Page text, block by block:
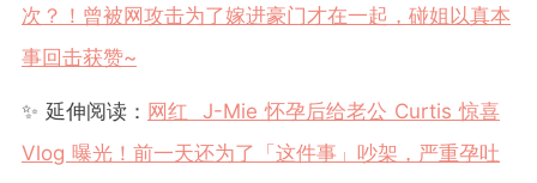
次？！曾被网攻击为了嫁进豪门才在一起，碰姐以真本
事回击获赞~
✨ 延伸阅读： 网红 J-Mie 怀孕后给老公 Curtis 惊喜
Vlog 曝光！前一天还为了「这件事」吵架，严重孕吐